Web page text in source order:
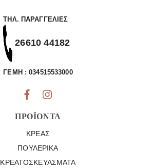
ΤΗΛ. ΠΑΡΑΓΓΕΛΊΕΣ
26610 44182
ΓΕΜΗ : 034515533000
ΠΡΟΪΌΝΤΑ
ΚΡΈΑΣ
ΠΟΥΛΕΡΙΚΆ
ΚΡΕΑΤΟΣΚΕΥΆΣΜΑΤΑ